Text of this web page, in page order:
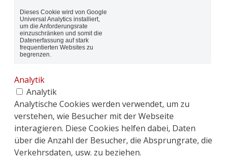
Dieses Cookie wird von Google
Universal Analytics installiert,
um die Anforderungsrate
einzuschränken und somit die
Datenerfassung auf stark
frequentierten Websites zu
begrenzen.
Analytik
Analytik
Analytische Cookies werden verwendet, um zu
verstehen, wie Besucher mit der Webseite
interagieren. Diese Cookies helfen dabei, Daten
über die Anzahl der Besucher, die Absprungrate, die
Verkehrsdaten, usw. zu beziehen.